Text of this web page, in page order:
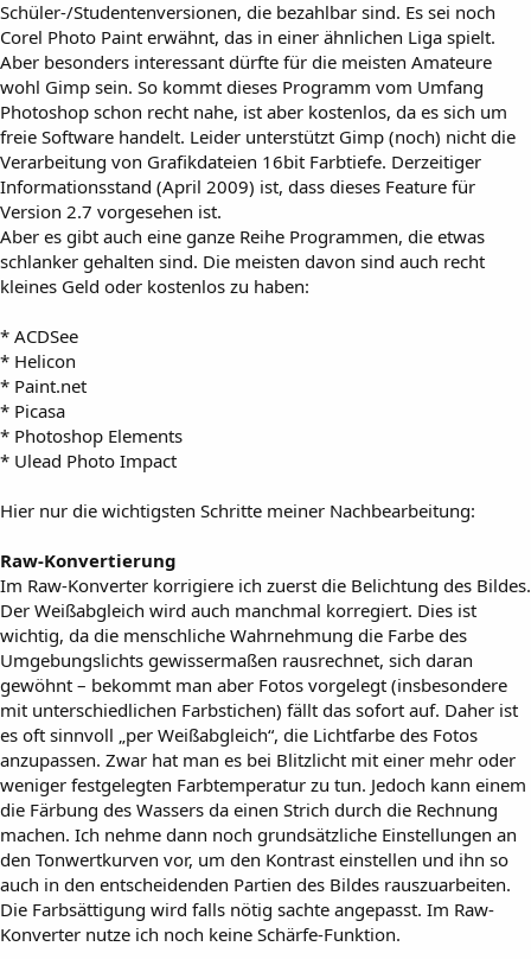
Schüler-/Studentenversionen, die bezahlbar sind. Es sei noch
Corel Photo Paint erwähnt, das in einer ähnlichen Liga spielt.
Aber besonders interessant dürfte für die meisten Amateure
wohl Gimp sein. So kommt dieses Programm vom Umfang
Photoshop schon recht nahe, ist aber kostenlos, da es sich um
freie Software handelt. Leider unterstützt Gimp (noch) nicht die
Verarbeitung von Grafikdateien 16bit Farbtiefe. Derzeitiger
Informationsstand (April 2009) ist, dass dieses Feature für
Version 2.7 vorgesehen ist.
Aber es gibt auch eine ganze Reihe Programmen, die etwas
schlanker gehalten sind. Die meisten davon sind auch recht
kleines Geld oder kostenlos zu haben:
* ACDSee
* Helicon
* Paint.net
* Picasa
* Photoshop Elements
* Ulead Photo Impact
Hier nur die wichtigsten Schritte meiner Nachbearbeitung:
Raw-Konvertierung
Im Raw-Konverter korrigiere ich zuerst die Belichtung des Bildes.
Der Weißabgleich wird auch manchmal korregiert. Dies ist
wichtig, da die menschliche Wahrnehmung die Farbe des
Umgebungslichts gewissermaßen rausrechnet, sich daran
gewöhnt – bekommt man aber Fotos vorgelegt (insbesondere
mit unterschiedlichen Farbstichen) fällt das sofort auf. Daher ist
es oft sinnvoll „per Weißabgleich“, die Lichtfarbe des Fotos
anzupassen. Zwar hat man es bei Blitzlicht mit einer mehr oder
weniger festgelegten Farbtemperatur zu tun. Jedoch kann einem
die Färbung des Wassers da einen Strich durch die Rechnung
machen. Ich nehme dann noch grundsätzliche Einstellungen an
den Tonwertkurven vor, um den Kontrast einstellen und ihn so
auch in den entscheidenden Partien des Bildes rauszuarbeiten.
Die Farbsättigung wird falls nötig sachte angepasst. Im Raw-
Konverter nutze ich noch keine Schärfe-Funktion.